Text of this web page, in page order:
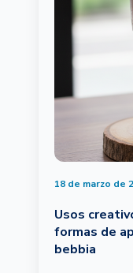
18 de marzo de
Usos
formas de
bebbia